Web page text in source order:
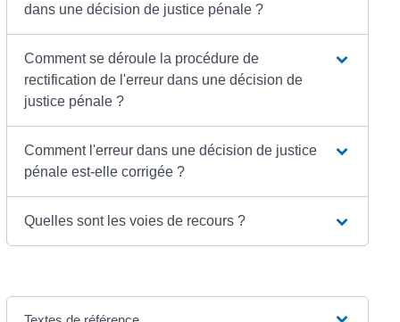
dans une décision de justice pénale ?
Comment se déroule la procédure de
rectification de l'erreur dans une décision de
justice pénale ?
Comment l'erreur dans une décision de justice
pénale est-elle corrigée ?
Quelles sont les voies de recours ?